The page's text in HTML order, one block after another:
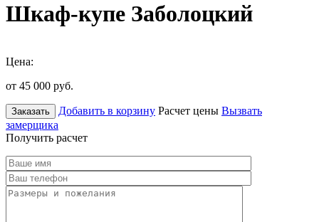
Шкаф-купе Заболоцкий
Цена:
от 45 000 руб.
Заказать Добавить в корзину Расчет цены Вызвать
замерщика
Получить расчет